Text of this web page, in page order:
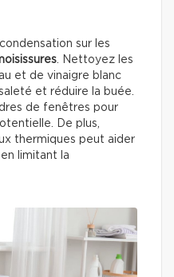
sur les
. Nettoyez les
et de vinaigre blanc
et réduire la buée.
de fenêtres pour
De plus,
thermiques peut aider
limitant la